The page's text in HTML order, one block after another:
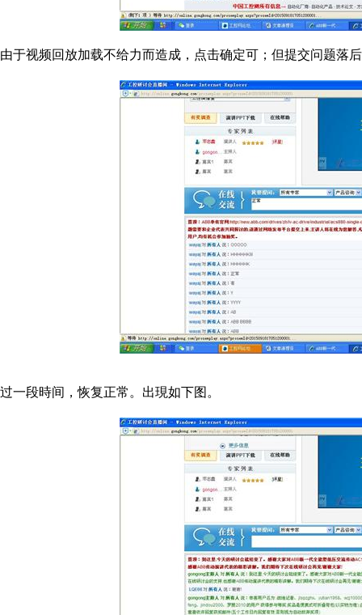
由于视频回放加载不给力而造成，点击确定可；但提交问题落
过一段時间，恢复正常。出現如下图。